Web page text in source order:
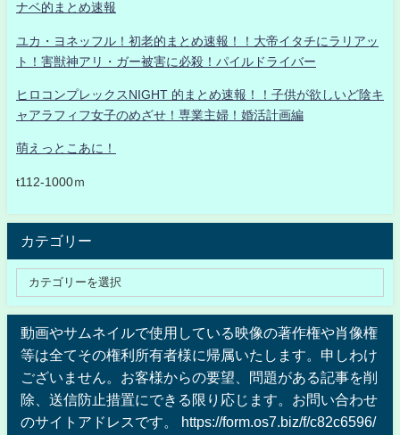
ナベ的まとめ速報
ユカ・ヨネッフル！初老的まとめ速報！！大帝イタチにラリアッ
ト！害獣神アリ・ガー被害に必殺！パイルドライバー
ヒロコンプレックスNIGHT 的まとめ速報！！子供が欲しいど陰キ
ャアラフィフ女子のめざせ！専業主婦！婚活計画編
萌えっとこあに！
t112-1000ｍ
カテゴリー
動画やサムネイルで使用している映像の著作権や肖像権
等は全てその権利所有者様に帰属いたします。申しわけ
ございません。お客様からの要望、問題がある記事を削
除、送信防止措置にできる限り応じます。お問い合わせ
のサイトアドレスです。 https://form.os7.biz/f/c82c6596/